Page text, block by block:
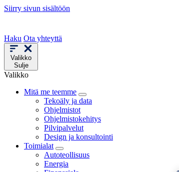
Siirry sivun sisältöön
Haku Ota yhteyttä
Valikko
Sulje
Valikko
Mitä me teemme
Tekoäly ja data
Ohjelmistot
Ohjelmistokehitys
Pilvipalvelut
Design ja konsultointi
Toimialat
Autoteollisuus
Energia